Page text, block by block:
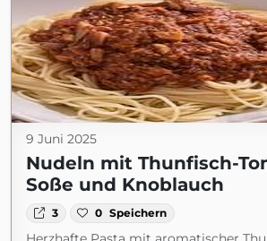
9 Juni 2025
Nudeln mit Thunfisch-
Soße und Knoblauch
3 0 Speichern